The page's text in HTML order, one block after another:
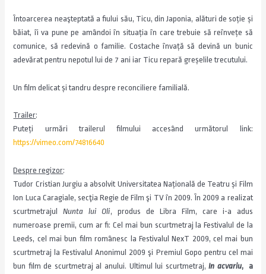
Întoarcerea neaşteptată a fiului său, Ticu, din Japonia, alături de soţie şi
băiat, îi va pune pe amândoi în situația în care trebuie să reînveţe să
comunice, să redevină o familie. Costache învaţă să devină un bunic
adevărat pentru nepotul lui de 7 ani iar Ticu repară greşelile trecutului.
Un film delicat şi tandru despre reconciliere familială.
Trailer:
Puteți urmări trailerul filmului accesând următorul link:
https://vimeo.com/74816640
Despre regizor:
Tudor Cristian Jurgiu a absolvit Universitatea Națională de Teatru și Film
Ion Luca Caragiale, secţia Regie de Film şi TV în 2009. În 2009 a realizat
scurtmetrajulNunta lui Oli, produs de Libra Film, care i-a adus
numeroase premii, cum ar fi: Cel mai bun scurtmetraj la Festivalul de la
Leeds, cel mai bun film românesc la Festivalul NexT 2009, cel mai bun
scurtmetraj la Festivalul Anonimul 2009 şi Premiul Gopo pentru cel mai
bun film de scurtmetraj al anului. Ultimul lui scurtmetraj,In acvariu,
a